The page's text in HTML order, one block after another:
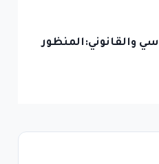
والقانوني: المنظور